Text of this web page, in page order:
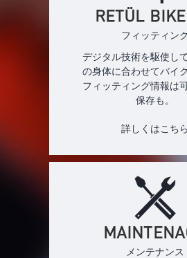
RETÜL
フィッティン
デジタル技術を駆使し
の身体に合わせてバイ
フィッティング情報は
保存も。
詳しくはこちら
メンテナンス